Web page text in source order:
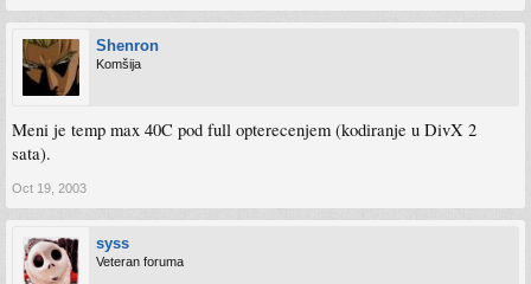
Shenron
Komšija
Meni je temp max 40C pod full opterecenjem (kodiranje u DivX 2
sata).
Oct 19, 2003
syss
Veteran foruma